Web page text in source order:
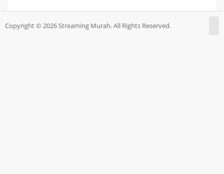
Copyright © 2026 Streaming Murah. All Rights Reserved.